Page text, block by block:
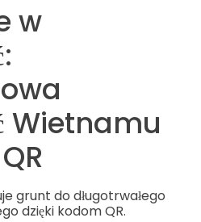
w
Wietnamu
grunt do długotrwałego
dzięki kodom QR.